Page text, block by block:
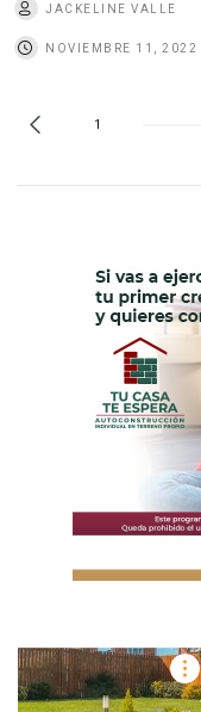
JACKELINE VALLE
NOVIEMBRE 11, 2022
1